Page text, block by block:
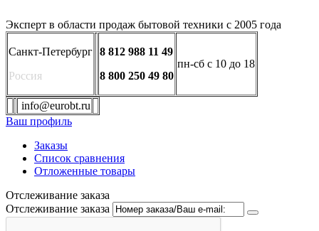
Эксперт в области продаж бытовой техники с 2005 года
Санкт-Петербург
Россия
8 812 988 11 49
8 800 250 49 80
пн-сб с 10 до 18
info@eurobt.ru
Ваш профиль
Заказы
Список сравнения
Отложенные товары
Отслеживание заказа
Отслеживание заказа